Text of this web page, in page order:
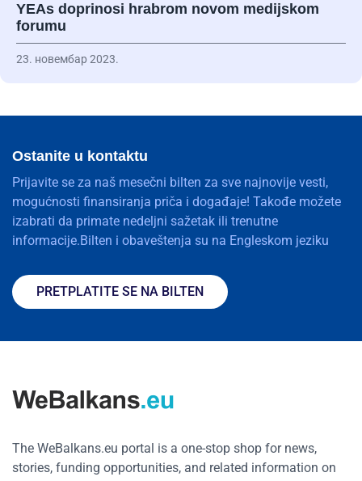
YEAs doprinosi hrabrom novom medijskom
forumu
23. новембар 2023.
Ostanite u kontaktu
Prijavite se za naš mesečni bilten za sve najnovije vesti,
mogućnosti finansiranja priča i događaje! Takođe možete
izabrati da primate nedeljni sažetak ili trenutne
informacije.Bilten i obaveštenja su na Engleskom jeziku
PRETPLATITE SE NA BILTEN
The WeBalkans.eu portal is a one-stop shop for news,
stories, funding opportunities, and related information on